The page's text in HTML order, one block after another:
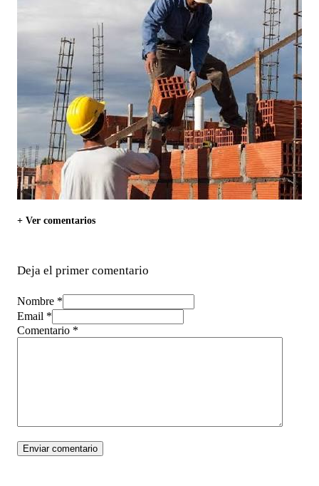
+ Ver comentarios
Deja el primer comentario
Nombre *
Email *
Comentario *